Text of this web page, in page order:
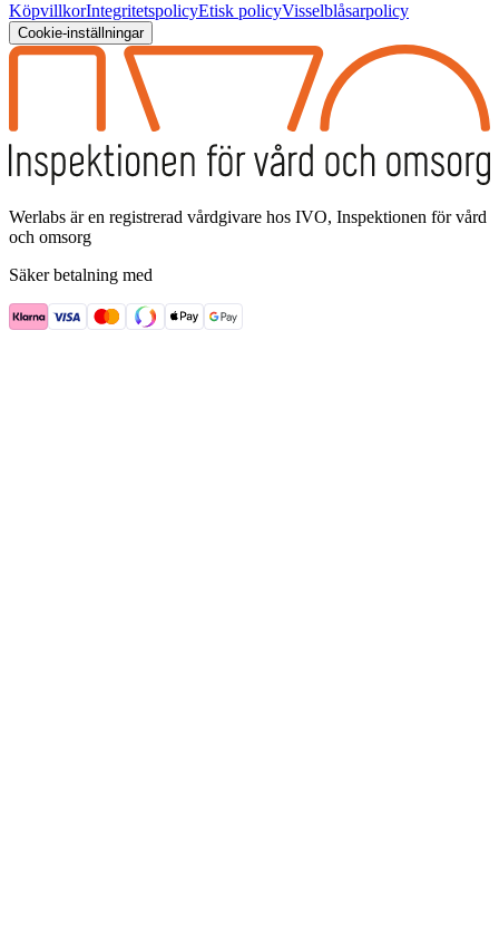
KöpvillkorIntegritetspolicyEtisk policyVisselblåsarpolicy
Cookie-inställningar
Werlabs är en registrerad vårdgivare hos IVO, Inspektionen för vård
och omsorg
Säker betalning med